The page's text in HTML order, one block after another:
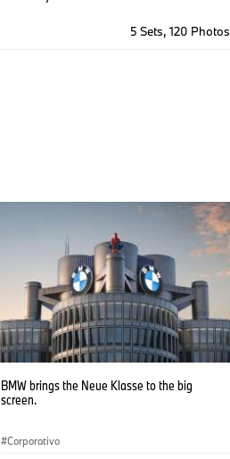
5 Sets, 120 Photos
BMW brings the Neue Klasse to the big
screen.
Corporativo